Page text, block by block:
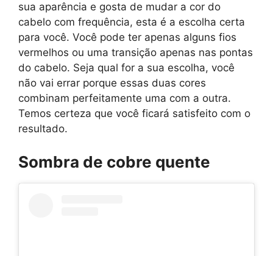
sua aparência e gosta de mudar a cor do
cabelo com frequência, esta é a escolha certa
para você. Você pode ter apenas alguns fios
vermelhos ou uma transição apenas nas pontas
do cabelo. Seja qual for a sua escolha, você
não vai errar porque essas duas cores
combinam perfeitamente uma com a outra.
Temos certeza que você ficará satisfeito com o
resultado.
Sombra de cobre quente